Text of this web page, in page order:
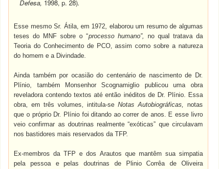
Defesa, 1998, p. 28).
Esse mesmo Sr. Átila, em 1972, elaborou um resumo de algumas
teses do MNF sobre o “processo humano”, no qual tratava da
Teoria do Conhecimento de PCO, assim como sobre a natureza
do homem e a Divindade.
Ainda também por ocasião do centenário de nascimento de Dr.
Plínio, também Monsenhor Scognamiglio publicou uma obra
reveladora contendo textos até então inéditos de Dr. Plínio. Essa
obra, em três volumes, intitula-se Notas Autobiográficas, notas
que o próprio Dr. Plínio foi ditando ao correr de anos. E esse livro
veio confirmar as doutrinas realmente “exóticas” que circulavam
nos bastidores mais reservados da TFP.
Ex-membros da TFP e dos Arautos que mantêm sua simpatia
pela pessoa e pelas doutrinas de Plinio Corrêa de Oliveira